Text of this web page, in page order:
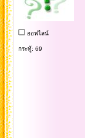
ออฟไลน์
กระทู้: 69